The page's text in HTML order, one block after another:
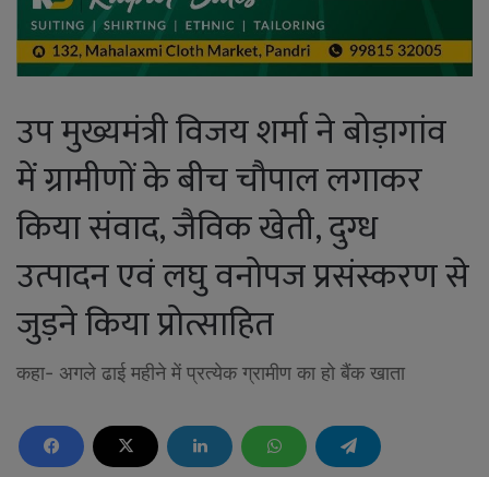
उप मुख्यमंत्री विजय शर्मा ने बोड़ागांव
में ग्रामीणों के बीच चौपाल लगाकर
किया संवाद, जैविक खेती, दुग्ध
उत्पादन एवं लघु वनोपज प्रसंस्करण से
जुड़ने किया प्रोत्साहित
कहा- अगले ढाई महीने में प्रत्येक ग्रामीण का हो बैंक खाता